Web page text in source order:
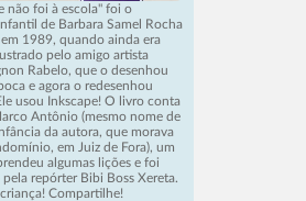
não foi à escola" foi o
de Barbara Samel Rocha
1989, quando ainda era
pelo amigo artista
Rabelo, que o desenhou
e agora o redesenhou
usou Inkscape! O livro conta
Antônio (mesmo nome de
da autora, que morava
em Juiz de Fora), um
algumas lições e foi
repórter Bibi Boss Xereta.
Compartilhe!